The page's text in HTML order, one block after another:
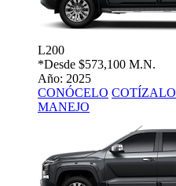
L200
*Desde $573,100 M.N.
Año: 2025
CONÓCELO COTÍZALO
MANEJO